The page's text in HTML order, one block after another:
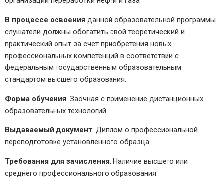
В процессе освоения данной образовательной программы
слушатели должны обогатить свой теоретический и
практический опыт за счет приобретения новых
профессиональных компетенций в соответствии с
федеральным государственным образовательным
стандартом высшего образования.
Форма обучения: Заочная с применение дистанционных
образовательных технологий
Выдаваемый документ: Диплом о профессиональной
переподготовке установленного образца
Требования для зачисления: Наличие высшего или
среднего профессионального образования